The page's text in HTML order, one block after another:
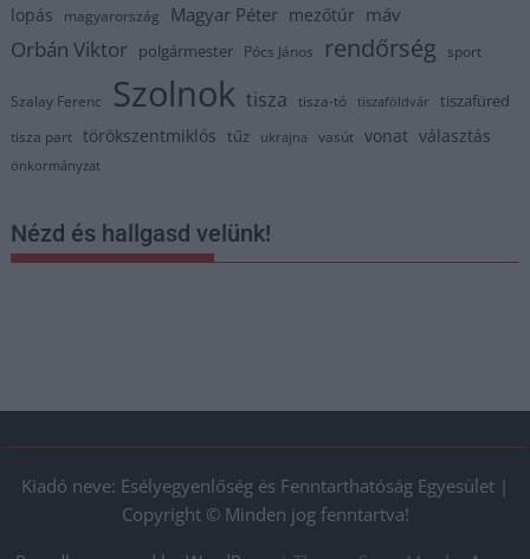
lopás magyarország Magyar Péter mezőtúr máv
Orbán Viktor polgármester Pócs János rendőrség sport
Szalay Ferenc Szolnok tisza tisza-tó tiszaföldvár tiszafüred
tisza part törökszentmiklós tűz ukrajna vasút vonat választás
önkormányzat
Nézd és hallgasd velünk!
Kiadó neve: Esélyegyenlőség és Fenntarthatóság Egyesület |
Copyright © Minden jog fenntartva!